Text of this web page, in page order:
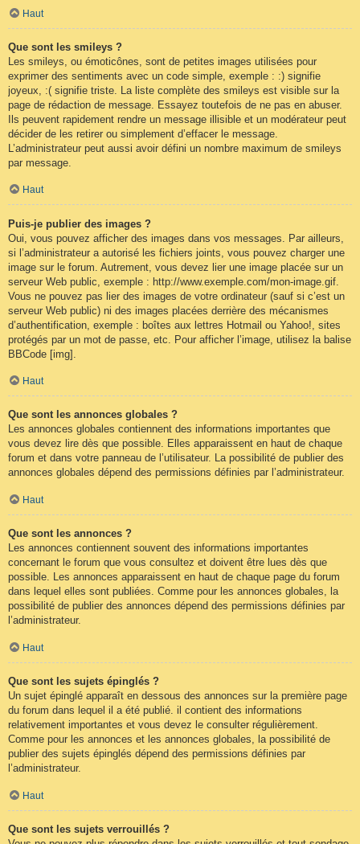
Haut
Que sont les smileys ?
Les smileys, ou émoticônes, sont de petites images utilisées pour
exprimer des sentiments avec un code simple, exemple : :) signifie
joyeux, :( signifie triste. La liste complète des smileys est visible sur la
page de rédaction de message. Essayez toutefois de ne pas en abuser.
Ils peuvent rapidement rendre un message illisible et un modérateur peut
décider de les retirer ou simplement d’effacer le message.
L’administrateur peut aussi avoir défini un nombre maximum de smileys
par message.
Haut
Puis-je publier des images ?
Oui, vous pouvez afficher des images dans vos messages. Par ailleurs,
si l’administrateur a autorisé les fichiers joints, vous pouvez charger une
image sur le forum. Autrement, vous devez lier une image placée sur un
serveur Web public, exemple : http://www.exemple.com/mon-image.gif.
Vous ne pouvez pas lier des images de votre ordinateur (sauf si c’est un
serveur Web public) ni des images placées derrière des mécanismes
d’authentification, exemple : boîtes aux lettres Hotmail ou Yahoo!, sites
protégés par un mot de passe, etc. Pour afficher l’image, utilisez la balise
BBCode [img].
Haut
Que sont les annonces globales ?
Les annonces globales contiennent des informations importantes que
vous devez lire dès que possible. Elles apparaissent en haut de chaque
forum et dans votre panneau de l’utilisateur. La possibilité de publier des
annonces globales dépend des permissions définies par l’administrateur.
Haut
Que sont les annonces ?
Les annonces contiennent souvent des informations importantes
concernant le forum que vous consultez et doivent être lues dès que
possible. Les annonces apparaissent en haut de chaque page du forum
dans lequel elles sont publiées. Comme pour les annonces globales, la
possibilité de publier des annonces dépend des permissions définies par
l’administrateur.
Haut
Que sont les sujets épinglés ?
Un sujet épinglé apparaît en dessous des annonces sur la première page
du forum dans lequel il a été publié. il contient des informations
relativement importantes et vous devez le consulter régulièrement.
Comme pour les annonces et les annonces globales, la possibilité de
publier des sujets épinglés dépend des permissions définies par
l’administrateur.
Haut
Que sont les sujets verrouillés ?